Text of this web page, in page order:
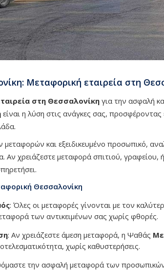
Μεταφορική εταιρεία στη
στη Θεσσαλονίκη για την ασφαλή
είναι η λύση στις ανάγκες σας,
και εξειδικευμένο προσωπικό,
Αν χρειάζεστε μεταφορά σπιτιού,
Θεσσαλονίκη
: Όλες οι μεταφορές γίνονται με τον
των αντικειμένων σας χωρίς φθορές.
: Αν χρειάζεστε άμεση μεταφορά, η Ψαθάς
χωρίς καθυστερήσεις.
την ασφαλή μεταφορά των